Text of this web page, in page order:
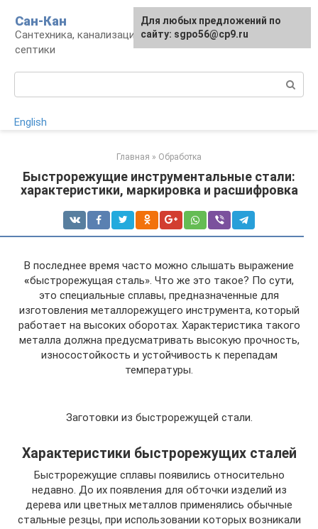
контенту
Сан-Кан
Сантехника, канализация, водопровод,
септики
English
Главная » Обработка
Быстрорежущие инструментальные стали:
характеристики, маркировка и расшифровка
В последнее время часто можно слышать выражение
«быстрорежущая сталь». Что же это такое? По сути,
это специальные сплавы, предназначенные для
изготовления металлорежущего инструмента, который
работает на высоких оборотах. Характеристика такого
металла должна предусматривать высокую прочность,
износостойкость и устойчивость к перепадам
температуры.
Заготовки из быстрорежущей стали.
Характеристики быстрорежущих сталей
Быстрорежущие сплавы появились относительно
недавно. До их появления для обточки изделий из
дерева или цветных металлов применялись обычные
стальные резцы, при использовании которых возникали
Для любых предложений по
сайту: sgpo56@cp9.ru